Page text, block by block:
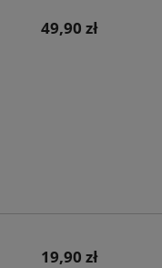
49,90 zł
19,90 zł